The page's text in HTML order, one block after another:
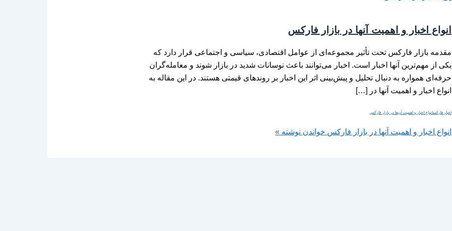
انواع اخبار و اهمیت آنها در بازار فارکس
مقدمه بازار فارکس تحت تأثیر مجموعه‌ای از عوامل اقتصادی، سیاسی و اجتماعی قرار دارد که
یکی از مهم‌ترین آنها اخبار است. اخبار می‌توانند باعث نوسانات شدید در بازار شوند و معامله‌گران
حرفه‌ای همواره به دنبال تحلیل و پیش‌بینی اثر این اخبار بر روندهای قیمتی هستند. در این مقاله به
انواع اخبار و اهمیت آنها در […]
اخبار فارکسانواع اخبار و اهمیت آن‌ها در بازار فارکس
انواع اخبار و اهمیت آنها در بازار فارکس خواندن نوشته »